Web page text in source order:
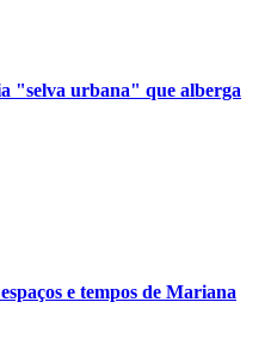
"selva urbana" que alberga
e tempos de Mariana